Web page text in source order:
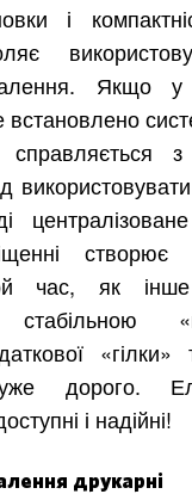
і
Якщо у
встановлено
з
створює
час, як інше
стабільною
«гілки»
дорого.
і надійні!
друкарні